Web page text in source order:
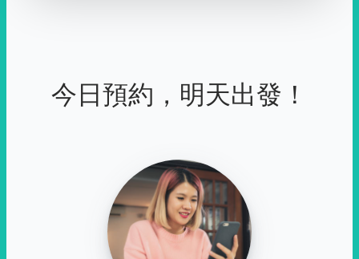
今日預約，明天出發！